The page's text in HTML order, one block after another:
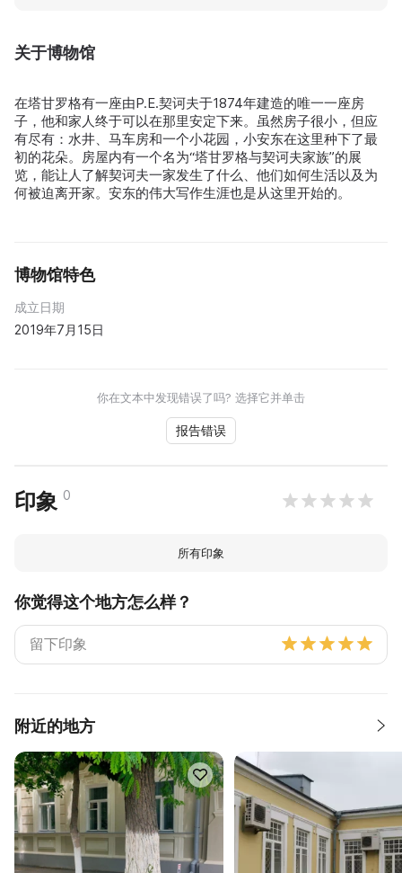
关于博物馆
在塔甘罗格有一座由P.E.契诃夫于1874年建造的唯一一座房
子，他和家人终于可以在那里安定下来。虽然房子很小，但应
有尽有：水井、马车房和一个小花园，小安东在这里种下了最
初的花朵。房屋内有一个名为“塔甘罗格与契诃夫家族”的展
览，能让人了解契诃夫一家发生了什么、他们如何生活以及为
何被迫离开家。安东的伟大写作生涯也是从这里开始的。
博物馆特色
成立日期
2019年7月15日
你在文本中发现错误了吗? 选择它并单击
报告错误
印象 0
所有印象
你觉得这个地方怎么样？
附近的地方